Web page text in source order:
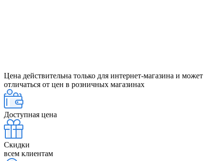
Цена действительна только для интернет-магазина и может
отличаться от цен в розничных магазинах
Доступная цена
Скидки
всем клиентам